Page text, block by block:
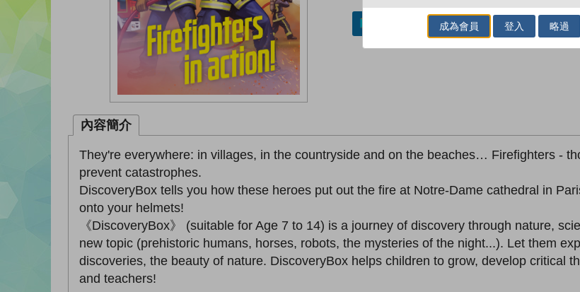
加入／閱讀電子書
內容簡介
They're everywhere: in villages, in the countryside and on the beaches… Firefighters -
prevent catastrophes.
DiscoveryBox tells you how these heroes put out the fire at Notre-Dame cathedral in
onto your helmets!
《DiscoveryBox》 (suitable for Age 7 to 14) is a journey of discovery through nature,
new topic (prehistoric humans, horses, robots, the mysteries of the night...). Let them
discoveries, the beauty of nature. DiscoveryBox helps children to grow, develop critical
and teachers!
成為會員 登入 略過